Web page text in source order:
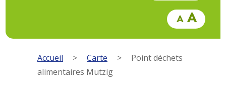
Accueil > Carte >
Point déchets
alimentaires Mutzig